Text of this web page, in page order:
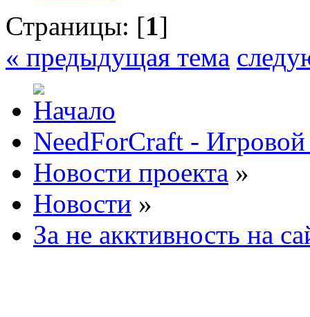
Страницы: [1]
« предыдущая тема
NeedForCraft -
Новости проекта »
Новости »
За не акктивность на